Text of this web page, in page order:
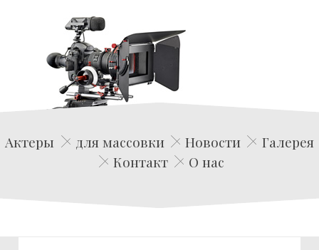
Edwin Film Agencja Aktorska
Актеры для массовки Новости
Галерея
Контакт
О нас